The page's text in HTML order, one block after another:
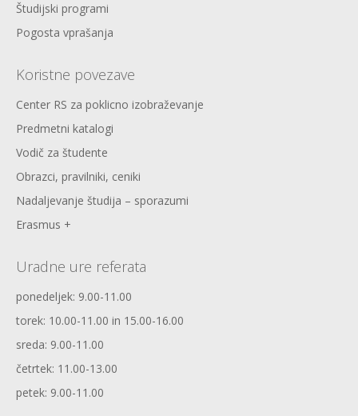
Študijski programi
Pogosta vprašanja
Koristne povezave
Center RS za poklicno izobraževanje
Predmetni katalogi
Vodič za študente
Obrazci, pravilniki, ceniki
Nadaljevanje študija – sporazumi
Erasmus +
Uradne ure referata
ponedeljek: 9.00-11.00
torek: 10.00-11.00 in 15.00-16.00
sreda: 9.00-11.00
četrtek: 11.00-13.00
petek: 9.00-11.00